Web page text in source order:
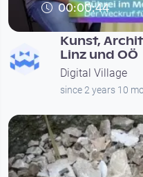
00:00:44
Kunst,
Linz und OÖ
Digital Village
since 2 years 10